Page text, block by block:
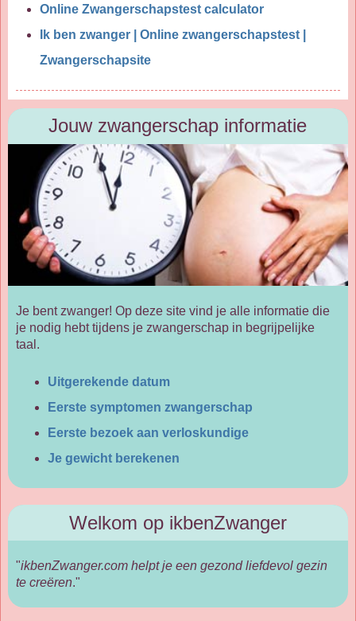
Online Zwangerschapstest calculator
Ik ben zwanger | Online zwangerschapstest |
Zwangerschapsite
Jouw zwangerschap informatie
Je bent zwanger! Op deze site vind je alle informatie die
je nodig hebt tijdens je zwangerschap in begrijpelijke
taal.
Uitgerekende datum
Eerste symptomen zwangerschap
Eerste bezoek aan verloskundige
Je gewicht berekenen
Welkom op ikbenZwanger
"ikbenZwanger.com helpt je een gezond liefdevol gezin
te creëren."